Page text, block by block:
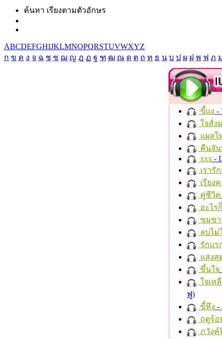
ค้นหา เรียงตามตัวอักษร
ABCDEFGHIJKLMNOPQRSTUVWXYZ
ก ข ค ง จ ฉ ช ซ ฌ ญ ฎ ฏ ฐ ฑ ฒ ณ ด ต ถ ท ธ น บ ป ผ ฝ พ ฟ ภ
ขี้แง -
ใจสั่ง
แผลใ
คืนจั
xxx -
เรารั
เรียง
คู่ชีวิต
อะไร
ซมซ
ลบไม่
รักแร
แสงสุ
ขึ้นใจ
ใจเห
ฟู)
ขี้หึง -
ฤดูร้อ
ภวังค์